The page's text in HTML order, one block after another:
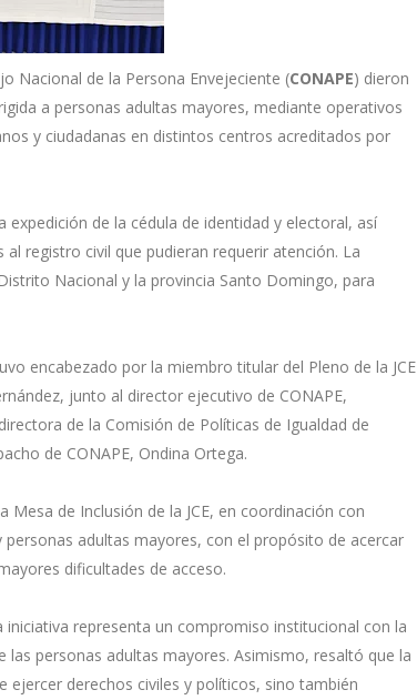
Nacional de la Persona Envejeciente (CONAPE) dieron
a personas adultas mayores, mediante operativos
y ciudadanas en distintos centros acreditados por
de la cédula de identidad y electoral, así
registro civil que pudieran requerir atención. La
Nacional y la provincia Santo Domingo, para
encabezado por la miembro titular del Pleno de la JCE
junto al director ejecutivo de CONAPE,
de la Comisión de Políticas de Igualdad de
de CONAPE, Ondina Ortega.
de Inclusión de la JCE, en coordinación con
adultas mayores, con el propósito de acercar
dificultades de acceso.
representa un compromiso institucional con la
personas adultas mayores. Asimismo, resaltó que la
derechos civiles y políticos, sino también